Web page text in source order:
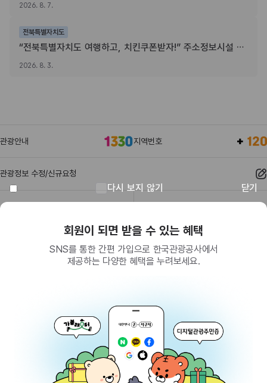
2026. 8. 7.
전북특별자치도
“전북특별자치도 여행하고, 치킨쿠폰받자!” 주소정보시설 SNS 인증이벤트
2026. 8. 3.
다시 보지 않기 닫기
회원이 되면 받을 수 있는 혜택
SNS를 통한 간편 가입으로 한국관광공사에서
제공하는 다양한 혜택을 누려보세요.
관광안내 지역번호
관광정보 수정/신규요청
관광정보
202-81-50707
통신판매업신고
제2009-서울중구-1234호